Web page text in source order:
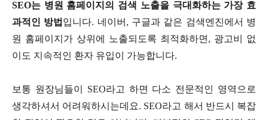
SEO는 병원 홈페이지의 검색 노출을 극대화하는 가장 효
과적인 방법 입니다. 네이버 , 구글과 같은 검색엔진에서 병
원 홈페이지가 상위에 노출되도록 최적화하면 , 광고비 없
이도 지속적인 환자 유입이 가능합니다.
보통 원장님들이 SEO라고 하면 다소 전문적인 영역으로
생각하셔서 어려워하시는데요. SEO라고 해서 반드시 복잡